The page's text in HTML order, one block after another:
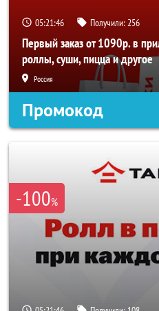
05:21:45 Получили:256
Первый заказ от 1090р. в
роллы, суши, пицца и другое
Россия
Промокод
-100%